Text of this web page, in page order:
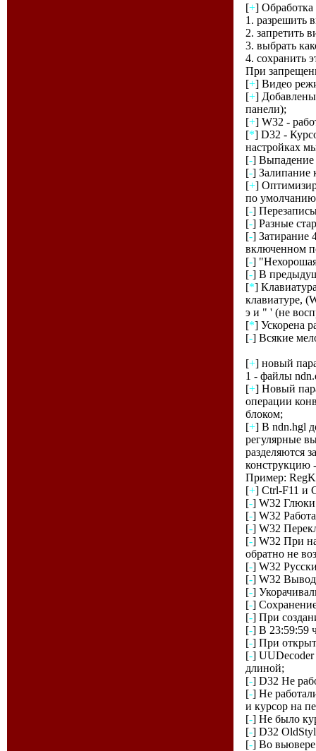
[+]
1. разрешить
2. запретить
3. выбрать
4. сохранить
При
[+] Видео
[+] Добавлены
панели);
[+] W32 -
[*] D32 -
настройках
[-] Выпадение
[-] Залипание
[+]
по
[-]
[-] Разные
[-] Затирание
включенном
[-]
[-] В
[*]
клавиатуре,
э и " ' (не
[*] Ускорена
[-] Всякие
[+] новый
1 - файлы
[+] Новый
операции
блоком;
[+] В ndn.hgl
регулярные
разделяются
конструкцию
Пример:
[+] Ctrl-F11 и
[-] W32 Глюки
[-] W32
[-] W32
[-] W32 При
обратно не
[-] W32
[-] W32
[-]
[-]
[-] При
[-] В 23:59:59
[-] При
[-] UUDecoder
длиной;
[-] D32 Hе
[-] Hе
и курсор на
[-] Hе было
[-] D32
[-] Во вьювере